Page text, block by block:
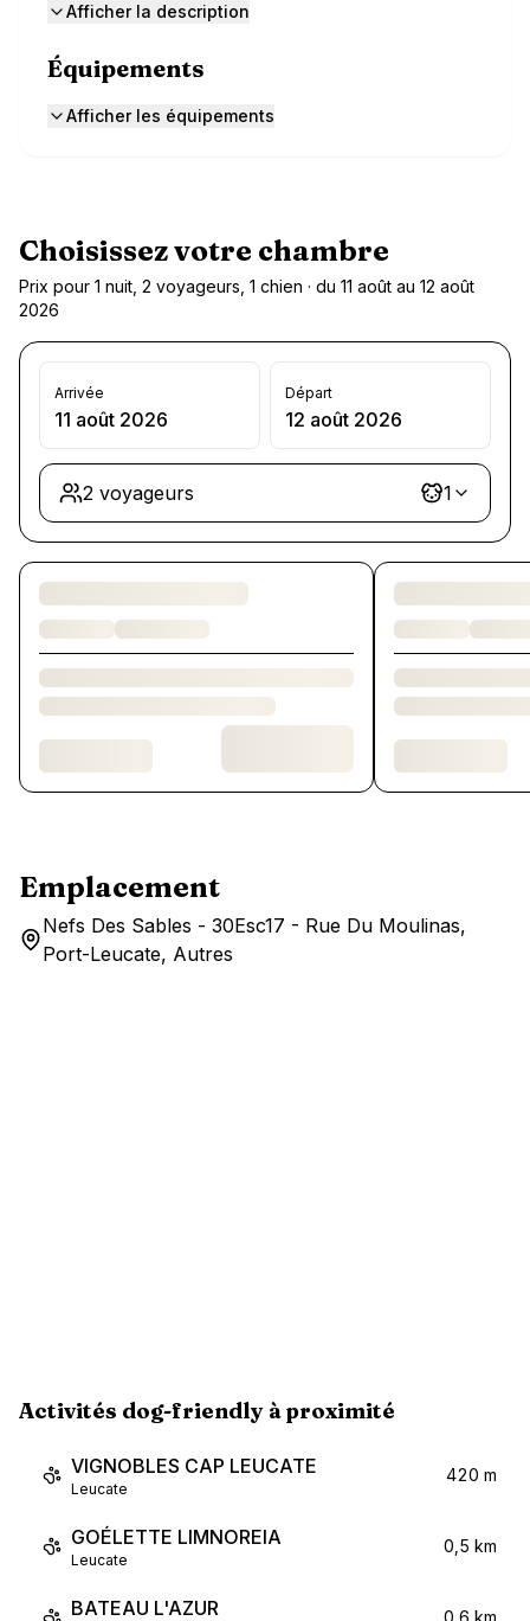
Afficher la description
Équipements
Afficher les équipements
Choisissez votre chambre
Prix pour 1 nuit, 2 voyageurs, 1 chien · du 11 août au 12 août
2026
Arrivée
11 août 2026
Départ
12 août 2026
2 voyageurs 1
Chargement des chambres et des formules…
Emplacement
Nefs Des Sables - 30Esc17 - Rue Du Moulinas,
Port-Leucate, Autres
Activités dog-friendly à proximité
VIGNOBLES CAP LEUCATE
Leucate
420 m
GOÉLETTE LIMNOREIA
Leucate
0,5 km
BATEAU L'AZUR 0,6 km